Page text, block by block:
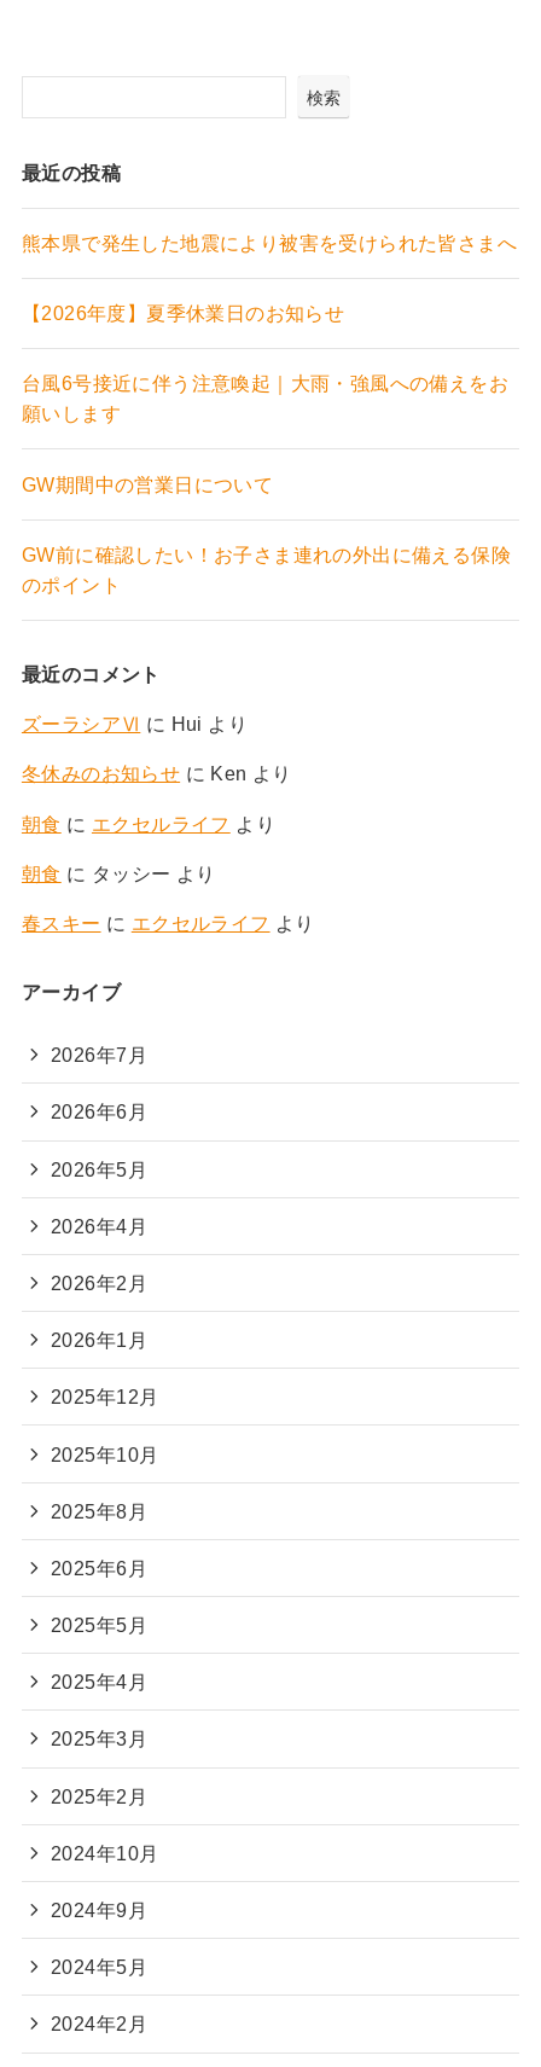
検索
最近の投稿
熊本県で発生した地震により被害を受けられた皆さまへ
【2026年度】夏季休業日のお知らせ
台風6号接近に伴う注意喚起｜大雨・強風への備えをお
願いします
GW期間中の営業日について
GW前に確認したい！お子さま連れの外出に備える保険
のポイント
最近のコメント
ズーラシアⅥ に Hui より
冬休みのお知らせ に Ken より
朝食 に エクセルライフ より
朝食 に タッシー より
春スキー に エクセルライフ より
アーカイブ
2026年7月
2026年6月
2026年5月
2026年4月
2026年2月
2026年1月
2025年12月
2025年10月
2025年8月
2025年6月
2025年5月
2025年4月
2025年3月
2025年2月
2024年10月
2024年9月
2024年5月
2024年2月